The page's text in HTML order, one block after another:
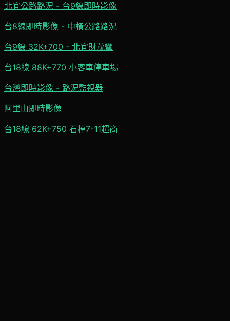
北宜公路路況 - 台9線即時影像
台8線即時影像 - 中橫公路路況
台9線 32K+700 - 北宜財茂彎
台18線 88K+770 小客車停車場
台灣即時影像 - 路況監視器
阿里山即時影像
台18線 62K+750 石棹7-11超商